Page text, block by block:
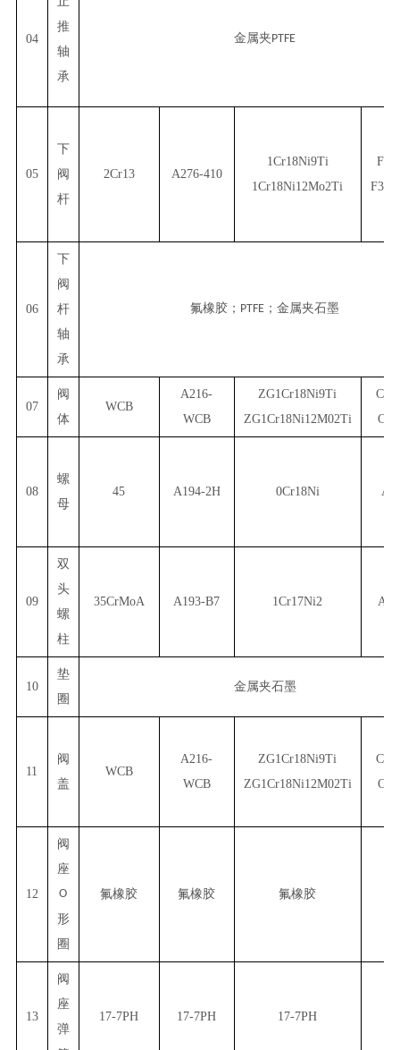
04
推
轴
承
金属夹PTFE
05
下
阀
杆
2Cr13 A276-410
1Cr18Ni9Ti
1Cr18Ni12Mo2Ti
06
下
阀
杆
轴
承
氟橡胶； PTFE ；金属夹石墨
07
阀
体
WCB
A216-
WCB
ZG1Cr18Ni9Ti
ZG1Cr18Ni12M02Ti
08
螺
母
45 A194-2H 0Cr18Ni
09
双
头
螺
柱
35CrMoA A193-B7 1Cr17Ni2
10
垫
圈
金属夹石墨
11
阀
盖
WCB
A216-
WCB
ZG1Cr18Ni9Ti
ZG1Cr18Ni12M02Ti
12
阀
座
O
形
圈
氟橡胶 氟橡胶 氟橡胶
13
阀
座
弹
17-7PH 17-7PH 17-7PH